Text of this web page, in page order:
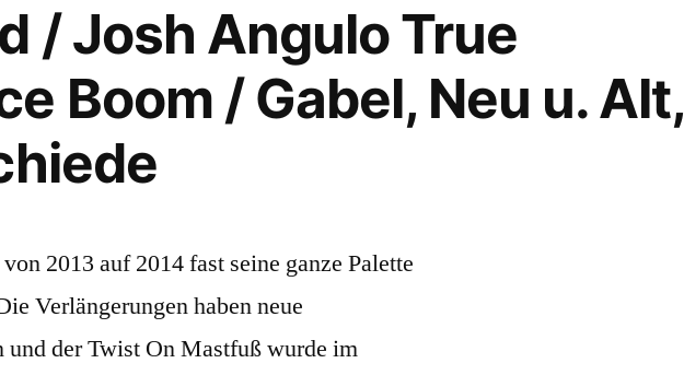
/ Josh Angulo True
Boom / Gabel, Neu u. Alt,
2013 auf 2014 fast seine ganze Palette
Verlängerungen haben neue
der Twist On Mastfuß wurde im